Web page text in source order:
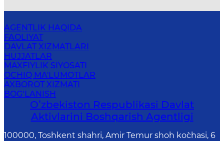
AGENTLIK HAQIDA
FAOLIYAT
DAVLAT XIZMATLARI
HUJJATLAR
MAXFIYLIK SIYOSATI
OCHIQ MA'LUMOTLAR
AXBOROT XIZMATI
BOG‘LANISH
Oʻzbekiston Respublikasi Davlat
Aktivlarini Boshqarish Agentligi
100000, Toshkent shahri, Amir Temur shoh ko`chasi, 6